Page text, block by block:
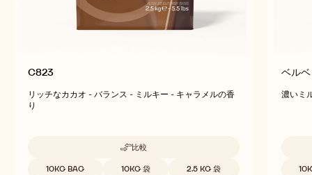
C823
リッチなカカオ - バランス - ミルキー - キャラメルの香
り
比較
-
C823
取扱サイズ
10KG BAG 10KG 袋 2.5 KG 袋
ベル
濃いミ
取扱